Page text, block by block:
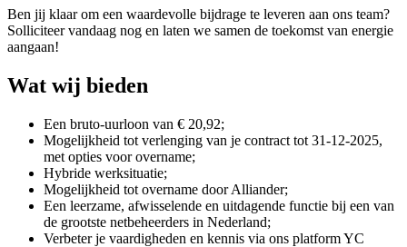
Ben jij klaar om een waardevolle bijdrage te leveren aan ons team?
Solliciteer vandaag nog en laten we samen de toekomst van energie
aangaan!
Wat wij bieden
Een bruto-uurloon van € 20,92;
Mogelijkheid tot verlenging van je contract tot 31-12-2025,
met opties voor overname;
Hybride werksituatie;
Mogelijkheid tot overname door Alliander;
Een leerzame, afwisselende en uitdagende functie bij een van
de grootste netbeheerders in Nederland;
Verbeter je vaardigheden en kennis via ons platform YC